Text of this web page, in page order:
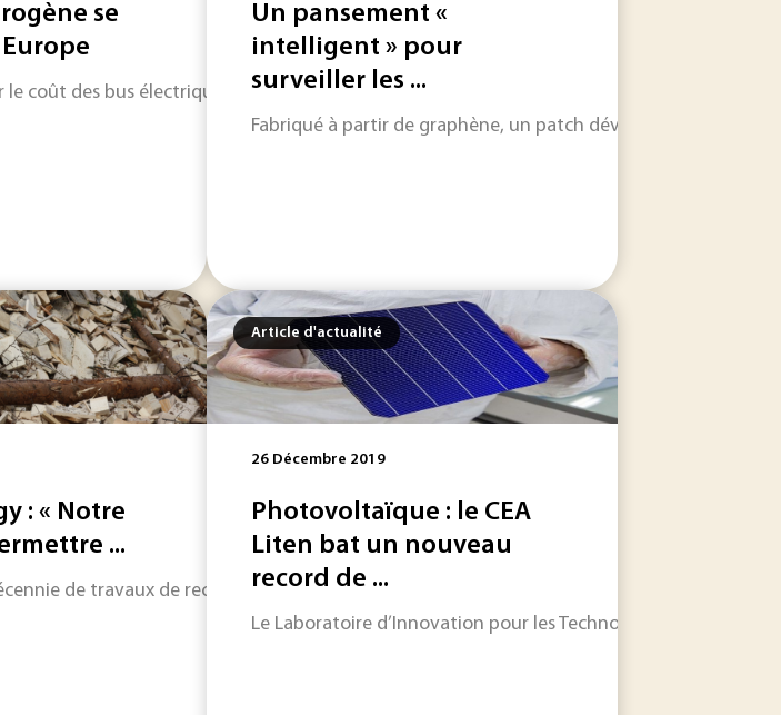
aux améliorations des technologies existantes, l’industrie du diamant de synthèse
se
le coût des bus électriques à hydrogène et favoriser l'émergence d'une offre industrielle
Un pansement «
intelligent » pour
surveiller les ...
Fabriqué à partir de graphène, un patch développé par la
qui, placés dans un champ radioactif (fondé sur le carbone 14), peuvent produire...
: « Notre
...
de travaux de recherche et développement, Haffner Energy propose aujourd’hui
Article d'actualité
26 Décembre 2019
Photovoltaïque : le CEA
Liten bat un nouveau
record de ...
Le Laboratoire d’Innovation pour les Technologies des